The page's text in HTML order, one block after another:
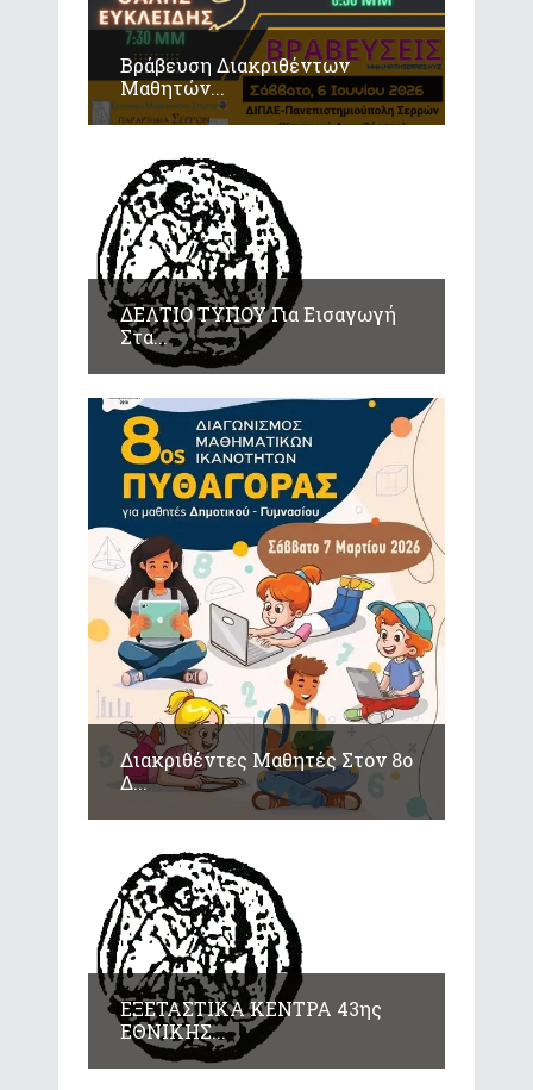
Βράβευση Διακριθέντων
Μαθητών...
ΔΕΛΤΙΟ ΤΥΠΟΥ Για Εισαγωγή
Στα...
Διακριθέντες Μαθητές Στον 8ο
Δ...
ΕΞΕΤΑΣΤΙΚΑ ΚΕΝΤΡΑ 43ης
ΕΘΝΙΚΗΣ...